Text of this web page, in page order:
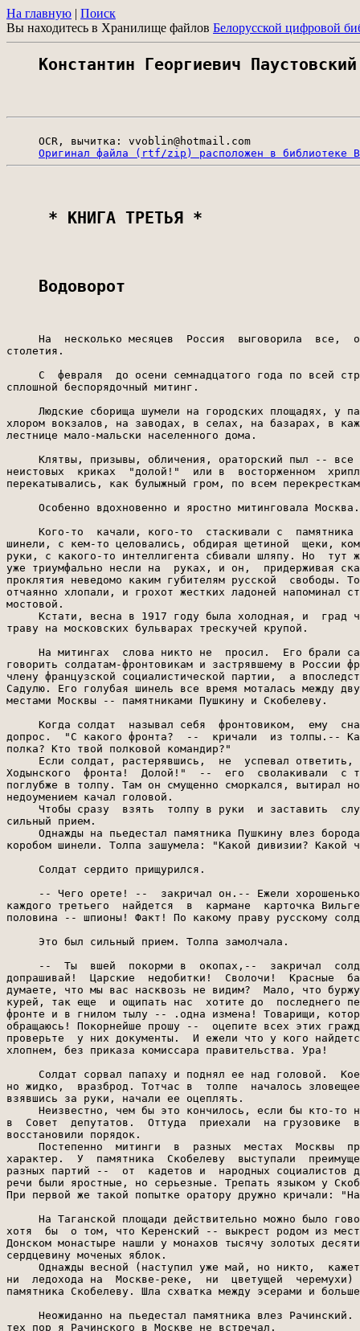
На главную | Поиск
Вы находитесь в Хранилище файлов Белорусской цифровой
Константин Георгиевич
     OCR, вычитка: vvoblin@hotmail.com
Оригинал файла (rtf/zip) расположен в библиотеке
* КНИГА ТРЕТЬЯ *
Водоворот